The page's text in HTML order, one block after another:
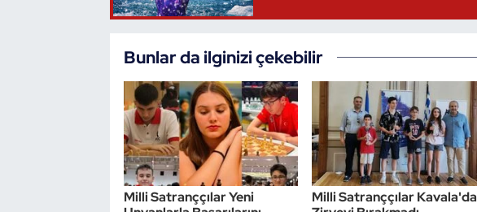
Bunlar da ilginizi çekebilir
Milli Satranççılar Yeni
Milli Satranççılar Kavala'da